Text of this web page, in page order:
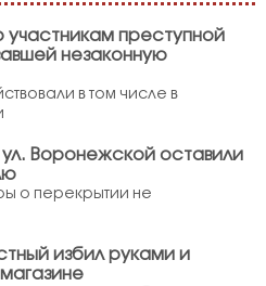
участникам преступной
незаконную
в том числе в
Воронежской оставили
о перекрытии не
избил руками и